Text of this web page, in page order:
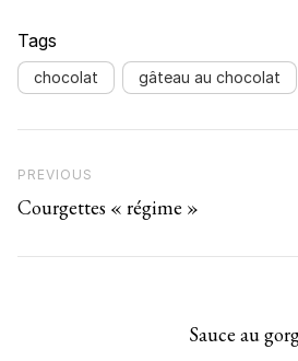
Tags
chocolat gâteau au chocolat
Previous Post
PREVIOUS
Courgettes « régime »
Sauce au